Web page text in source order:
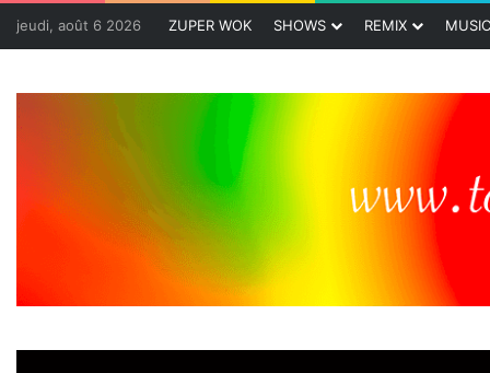
jeudi, août 6 2026 ZUPER WOK SHOWS REMIX MUSIC